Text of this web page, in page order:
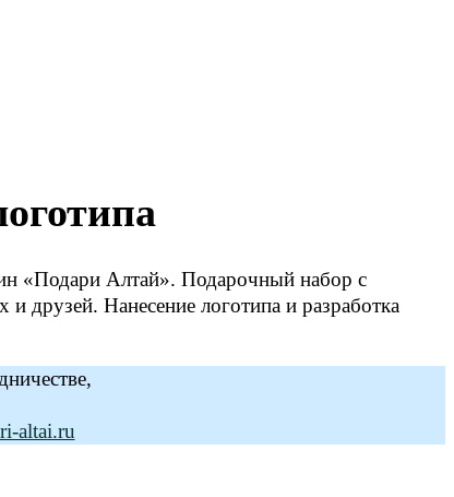
«Подари Алтай». Подарочный набор с
друзей. Нанесение логотипа и разработка
altai.ru